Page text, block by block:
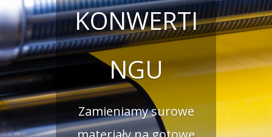
KONWERTI
NGU
Zamieniamy surowe